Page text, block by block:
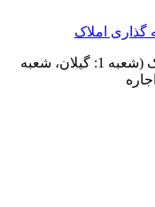
کاسپی لند برند معتبر سرمایه گذاری املاک (شعبه 1: گیلان، شعبه